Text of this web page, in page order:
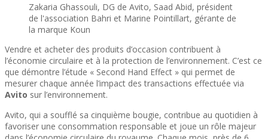
Zakaria Ghassouli, DG de Avito, Saad Abid, président
de l'association Bahri et Marine Pointillart, gérante de
la marque Koun
Vendre et acheter des produits d’occasion contribuent à
l’économie circulaire et à la protection de l’environnement. C’est ce
que démontre l’étude « Second Hand Effect » qui permet de
mesurer chaque année l’impact des transactions effectuée via
Avito sur l’environnement.
Avito, qui a soufflé sa cinquième bougie, contribue au quotidien à
favoriser une consommation responsable et joue un rôle majeur